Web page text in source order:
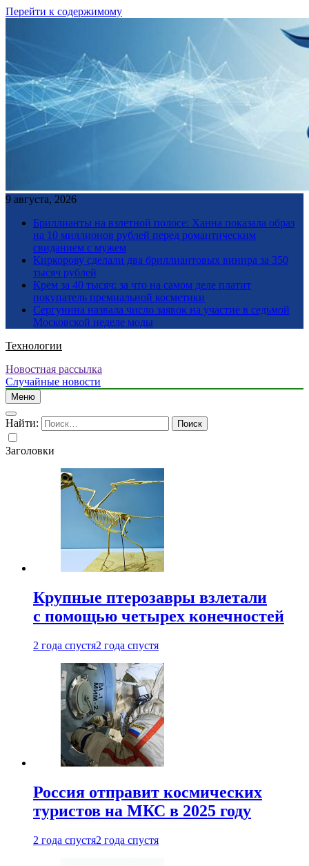
Перейти к содержимому
9 августа, 2026
Бриллианты на взлетной полосе: Ханна показала образ
на 10 миллионов рублей перед романтическим
свиданием с мужем
Киркорову сделали два бриллиантовых винира за 350
тысяч рублей
Крем за 40 тысяч: за что на самом деле платит
покупатель премиальной косметики
Сергунина назвала число заявок на участие в седьмой
Московской неделе моды
Технологии
Новостная рассылка
Случайные новости
Меню
Найти:
Заголовки
Крупные птерозавры взлетали
с помощью четырех конечностей
2 года спустя2 года спустя
Россия отправит космических
туристов на МКС в 2025 году
2 года спустя2 года спустя